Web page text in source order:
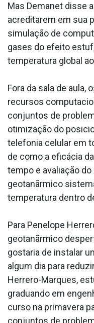
Mas Demanet disse
acreditarem em sua
simulação de
gases do efeito
temperatura global
Fora da sala de aula,
recursos
conjuntos de
otimização do
telefonia celular em
de como a eficácia
tempo e avaliação
geotanãrmico
temperatura dentro
Para Penelope
geotanãrmico
gostaria de instalar
algum dia para
Herrero-Marques,
graduando em
curso na primavera
conjuntos de